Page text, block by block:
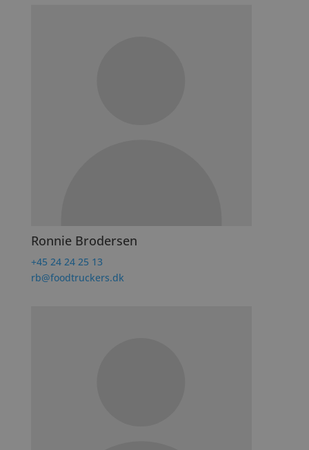
Ronnie Brodersen
+45 24 24 25 13
rb@foodtruckers.dk